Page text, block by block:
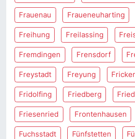
Frauenau Fraueneuharting
Freihung Freilassing
Fremdingen Frensdorf
Freystadt Freyung
Fridolfing Friedberg
Friesenried Frontenhausen
Fuchsstadt Fünfstetten